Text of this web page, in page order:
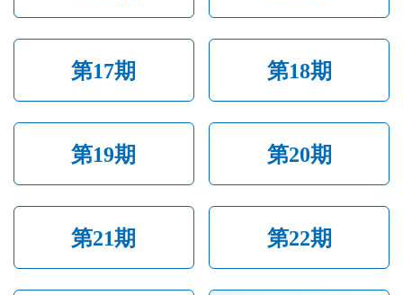
第17期 第18期
第19期 第20期
第21期 第22期